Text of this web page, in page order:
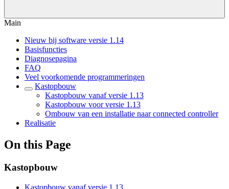
Main
Nieuw bij software versie 1.14
Basisfuncties
Diagnosepagina
FAQ
Veel voorkomende programmeringen
Kastopbouw
Kastopbouw vanaf versie 1.13
Kastopbouw voor versie 1.13
Ombouw van een installatie naar connected controller
Realisatie
On this Page
Kastopbouw
Kastopbouw vanaf versie 1.13